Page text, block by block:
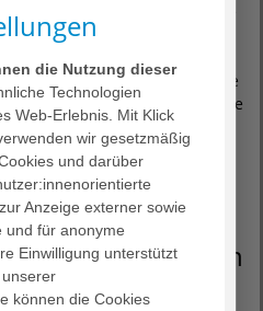
Aktivierende therapeutische
Therapie und
Training in den Aktivitäten
Koch- und Backgruppe sowie
mit Diagnostik und Therapie
und Sprechtherapie.
der
Beratung, Ernährungs-
bei Anträgen) sowie
und -erprobung.
die Angehörigen
Reha?
die Nutzung dieser
Technologien
Web-Erlebnis. Mit Klick
wir gesetzmäßig
und darüber
Anzeige externer sowie
und für anonyme
Einwilligung unterstützt
können die Cookies